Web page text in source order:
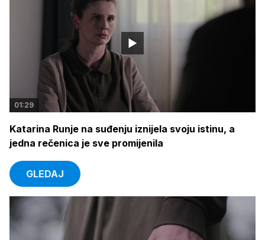
01:29
Katarina Runje na suđenju iznijela svoju istinu, a
jedna rečenica je sve promijenila
GLEDAJ